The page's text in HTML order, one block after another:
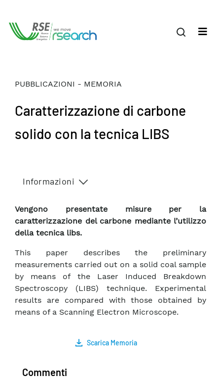
PUBBLICAZIONI - MEMORIA
Caratterizzazione di carbone
solido con la tecnica LIBS
Informazioni
Vengono presentate misure per la
caratterizzazione del carbone mediante l’utilizzo
della tecnica libs.
This paper describes the preliminary
measurements carried out on a solid coal sample
by means of the Laser Induced Breakdown
Spectroscopy (LIBS) technique. Experimental
results are compared with those obtained by
means of a Scanning Electron Microscope.
Scarica Memoria
Commenti